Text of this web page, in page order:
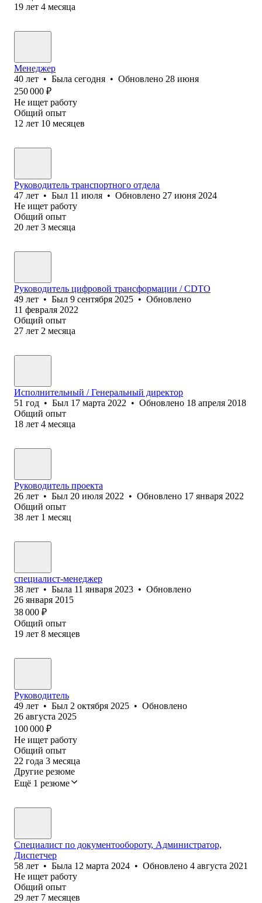
19 лет 4 месяца
Менеджер
40 лет • Была сегодня • Обновлено 28 июня
250 000 ₽
Не ищет работу
Общий опыт
12 лет 10 месяцев
Руководитель транспортного отдела
47 лет • Был 11 июля • Обновлено 27 июня 2024
Не ищет работу
Общий опыт
20 лет 3 месяца
Руководитель цифровой трансформации / CDTO
49 лет • Был 9 сентября 2025 • Обновлено
11 февраля 2022
Общий опыт
27 лет 2 месяца
Исполнительный / Генеральный директор
51 год • Был 17 марта 2022 • Обновлено 18 апреля 2018
Общий опыт
18 лет 4 месяца
Руководитель проекта
26 лет • Был 20 июля 2022 • Обновлено 17 января 2022
Общий опыт
38 лет 1 месяц
специалист-менеджер
38 лет • Была 11 января 2023 • Обновлено
26 января 2015
38 000 ₽
Общий опыт
19 лет 8 месяцев
Руководитель
49 лет • Был 2 октября 2025 • Обновлено
26 августа 2025
100 000 ₽
Не ищет работу
Общий опыт
22 года 3 месяца
Другие резюме
Ещё 1 резюме
Специалист по документообороту, Администратор,
Диспетчер
58 лет • Была 12 марта 2024 • Обновлено 4 августа 2021
Не ищет работу
Общий опыт
29 лет 7 месяцев